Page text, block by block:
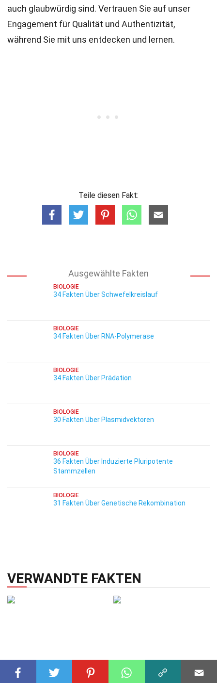
auch glaubwürdig sind. Vertrauen Sie auf unser
Engagement für Qualität und Authentizität,
während Sie mit uns entdecken und lernen.
Teile diesen Fakt:
Ausgewählte Fakten
BIOLOGIE
34 Fakten Über Schwefelkreislauf
BIOLOGIE
34 Fakten Über RNA-Polymerase
BIOLOGIE
34 Fakten Über Prädation
BIOLOGIE
30 Fakten Über Plasmidvektoren
BIOLOGIE
36 Fakten Über Induzierte Pluripotente
Stammzellen
BIOLOGIE
31 Fakten Über Genetische Rekombination
VERWANDTE FAKTEN